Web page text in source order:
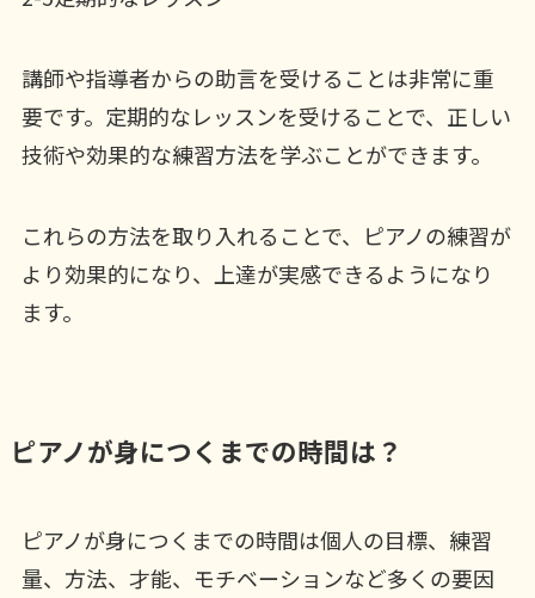
講師や指導者からの助言を受けることは非常に重
要です。定期的なレッスンを受けることで、正しい
技術や効果的な練習方法を学ぶことができます。
これらの方法を取り入れることで、ピアノの練習が
より効果的になり、上達が実感できるようになり
ます。
ピアノが身につくまでの時間は？
ピアノが身につくまでの時間は個人の目標、練習
量、方法、才能、モチベーションなど多くの要因